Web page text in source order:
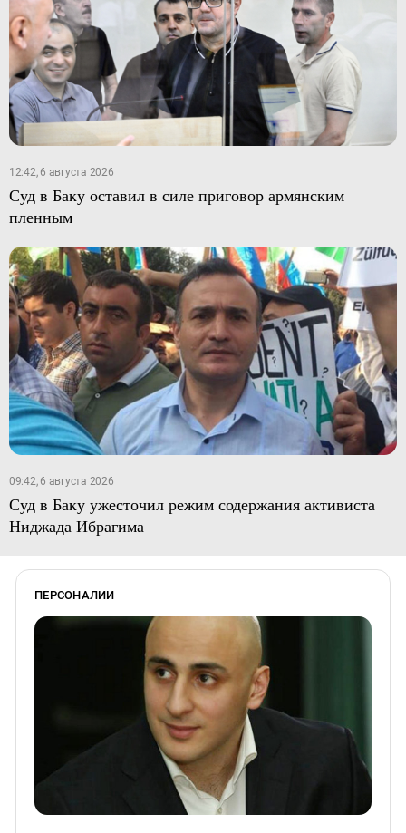
12:42, 6 августа 2026
Суд в Баку оставил в силе приговор армянским
пленным
09:42, 6 августа 2026
Суд в Баку ужесточил режим содержания активиста
Ниджада Ибрагима
ПЕРСОНАЛИИ